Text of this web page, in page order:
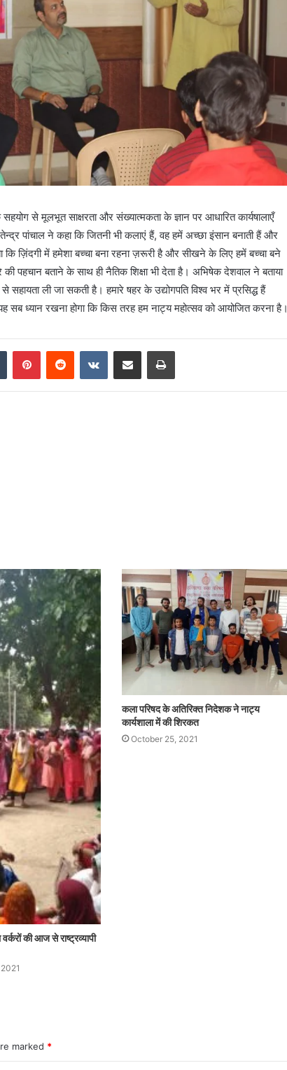
से मूलभूत साक्षरता और संख्यात्मकता के ज्ञान पर आधारित कार्यषालाएँ
पांचाल ने कहा कि जितनी भी कलाएं हैं, वह हमें अच्छा इंसान बनाती हैं और
ज़िंदगी में हमेशा बच्चा बना रहना ज़रूरी है और सीखने के लिए हमें बच्चा बने
पहचान बताने के साथ ही नैतिक शिक्षा भी देता है। अभिषेक देशवाल ने बताया
ली जा सकती है। हमारे षहर के उद्योगपति विश्व भर में प्रसिद्ध हैं
सब ध्यान रखना होगा कि किस तरह हम नाट्य महोत्सव को आयोजित करना है।
Tumblr PinterestReddit VKontakteShare via Email Print
की आज से राष्ट्रव्यापी
कला परिषद के अतिरिक्त निदेशक ने नाट्य
कार्यशाला में की शिरकत
October 25, 2021
marked *